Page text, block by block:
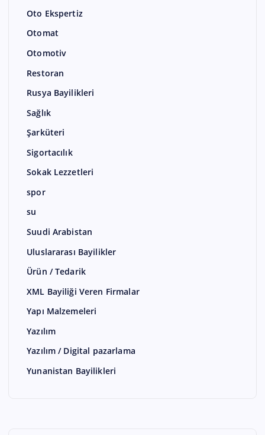
Oto Ekspertiz
Otomat
Otomotiv
Restoran
Rusya Bayilikleri
Sağlık
Şarküteri
Sigortacılık
Sokak Lezzetleri
spor
su
Suudi Arabistan
Uluslararası Bayilikler
Ürün / Tedarik
XML Bayiliği Veren Firmalar
Yapı Malzemeleri
Yazılım
Yazılım / Digital pazarlama
Yunanistan Bayilikleri